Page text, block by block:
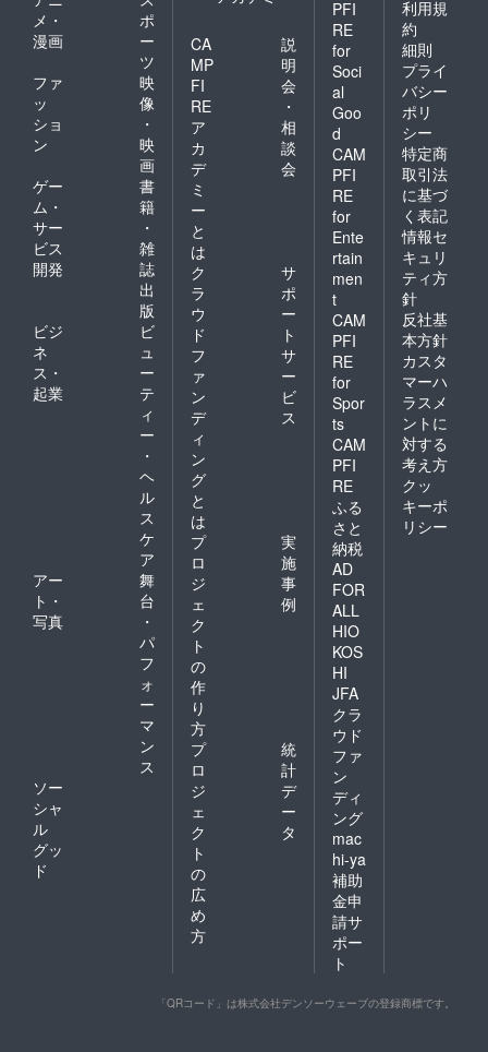
メ・
漫画
ポ
ー
ツ
ファ
ッ
ショ
ン
映
像
・
映
画
ゲー
ム・
サー
ビス
開発
書
籍
・
雑
誌
出
版
ビジ
ネ
ス・
起業
ビ
ュ
ー
テ
ィ
ー
・
ヘ
ル
ス
ケ
ア
アー
ト・
写真
舞
台
・
パ
フ
ォ
ー
マ
ン
ス
ソー
シャ
ル
グッ
ド
CA
MP
FI
RE
ア
カ
デ
ミ
ー
と
は
説
明
会
・
相
談
会
ク
ラ
ウ
ド
フ
ァ
ン
デ
ィ
ン
グ
と
は
サ
ポ
ー
ト
サ
ー
ビ
ス
プ
ロ
ジ
ェ
ク
ト
の
作
り
方
実
施
事
例
プ
ロ
ジ
ェ
ク
ト
の
広
め
方
統
計
デ
ー
タ
PFI
RE
for
Soci
al
Goo
d
CAM
PFI
RE
for
Ente
rtain
men
t
CAM
PFI
RE
for
Spor
ts
CAM
PFI
RE
ふる
さと
納税
AD
FOR
ALL
HIO
KOS
HI
JFA
クラ
ウド
ファ
ン
ディ
ング
mac
hi-ya
補助
金申
請サ
ポー
ト
利用規
約
細則
プライ
バシー
ポリ
シー
特定商
取引法
に基づ
く表記
情報セ
キュリ
ティ方
針
反社基
本方針
カスタ
マーハ
ラスメ
ントに
対する
考え方
クッ
キーポ
リシー
「QRコード」は株式会社デンソーウェーブの登録商標です。